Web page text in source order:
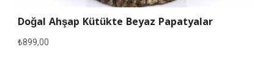
Doğal Ahşap Kütükte Beyaz Papatyalar
₺899,00